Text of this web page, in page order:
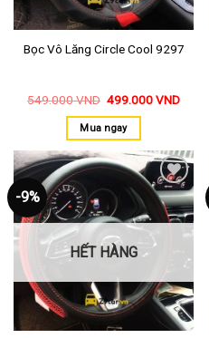
Bọc Vô Lăng Circle Cool 9297
549.000VND 499.000VND
Mua ngay
-9%
Thêm
vào
yêu
HẾT HÀNG